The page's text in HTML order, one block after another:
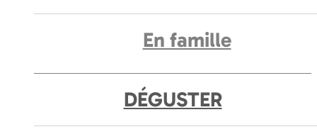
En famille
DÉGUSTER